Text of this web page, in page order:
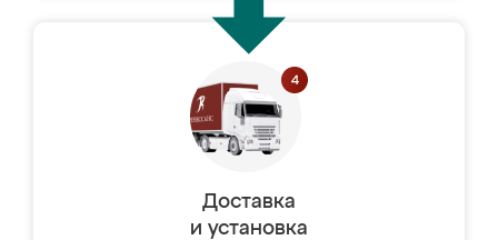
Доставка
и установка